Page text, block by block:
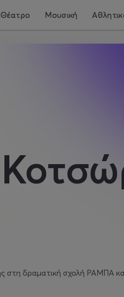
Θέατρο Μουσική
στη δραματική σχολή ΡΑΜΠΑ